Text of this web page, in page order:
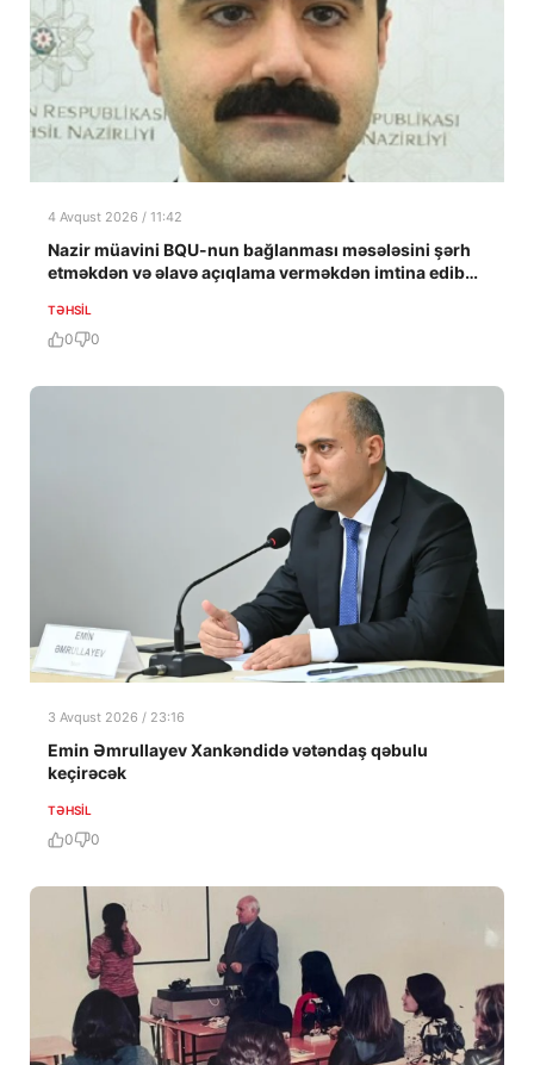
4 Avqust 2026 / 11:42
Nazir müavini BQU-nun bağlanması məsələsini şərh
etməkdən və əlavə açıqlama verməkdən imtina edib…
TƏHSIL
0 0
3 Avqust 2026 / 23:16
Emin Əmrullayev Xankəndidə vətəndaş qəbulu
keçirəcək
TƏHSIL
0 0